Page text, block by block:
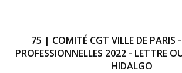
75 | COMITÉ CGT VILLE DE PARIS
PROFESSIONNELLES 2022 - LETTRE
HIDALGO